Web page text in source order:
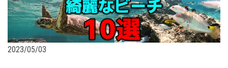
2023/05/03